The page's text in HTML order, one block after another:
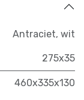
Antraciet, wit
275x35
460x335x130